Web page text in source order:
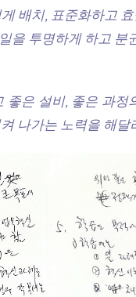
배치, 표준화하고
을 투명하게 하고 분
좋은 설비, 좋은 과
나가는 노력을 해